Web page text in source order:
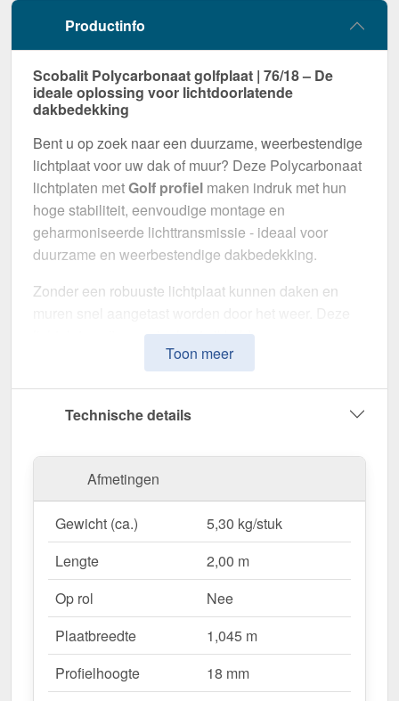
Productinfo
Scobalit Polycarbonaat golfplaat | 76/18 – De
ideale oplossing voor lichtdoorlatende
dakbedekking
Bent u op zoek naar een duurzame, weerbestendige
lichtplaat voor uw dak of muur? Deze Polycarbonaat
lichtplaten metGolf profiel maken indruk met hun
hoge stabiliteit, eenvoudige montage en
geharmoniseerde lichttransmissie - ideaal voor
duurzame en weerbestendige dakbedekking.
Zonder een robuuste lichtplaat kunnen daken en
lichtplaten zijn speciaal ontwikkeld om een
robuuste en duurzame oplossing voor
weerstand en een weerbestendig oppervlak.
Gemaakt vanPolycarbonaatmet een
materiaaldikte van 2,50 mm
dakoplossing. Deplaatbreedte van 1,045 men de
effectieve werkende breedte van 98 cm
Heldervariant zorgt voor optimale
lichtomstandigheden en past harmonieus in uw
omgeving, terwijl deprofielhoogte van 18 mmvoor
extra stabiliteit.
Waarom Polycarbonaat golfplaat | 76/18?
Toon meer
Technische details
Afmetingen
Gewicht (ca.)
5,30 kg/stuk
Lengte
2,00 m
Op rol
Nee
Plaatbreedte
1,045 m
Profielhoogte
18 mm